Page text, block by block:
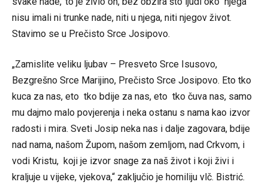
nisu imali ni trunke nade, niti u njega, niti njegov život.
Stavimo se u Prečisto Srce Josipovo.
„Zamislite veliku ljubav – Presveto Srce Isusovo,
Bezgrešno Srce Marijino, Prečisto Srce Josipovo. Eto tko
kuca za nas, eto tko bdije za nas, eto tko čuva nas, samo
mu dajmo malo povjerenja i neka ostanu s nama kao izvor
radosti i mira. Sveti Josip neka nas i dalje zagovara, bdije
nad nama, našom Župom, našom zemljom, nad Crkvom, i
vodi Kristu, koji je izvor snage za naš život i koji živi i
kraljuje u vijeke, vjekova,“ zaključio je homiliju vlč. Bistrić.